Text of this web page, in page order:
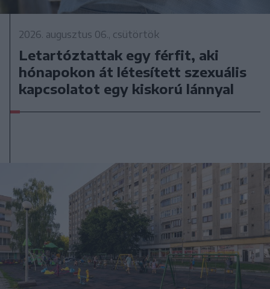
2026. augusztus 06., csütörtök
Letartóztattak egy férfit, aki
hónapokon át létesített szexuális
kapcsolatot egy kiskorú lánnyal